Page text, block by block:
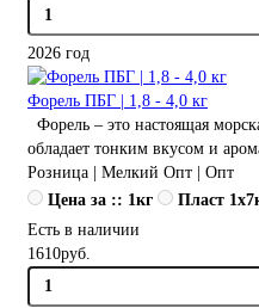
2026 год
Форель ПБГ | 1,8 - 4,0 кг
Форель – это настоящая
обладает тонким вкусом и
Розница | Мелкий Опт | Опт
Цена за :: 1кг
Пласт
Есть в наличии
1610руб.